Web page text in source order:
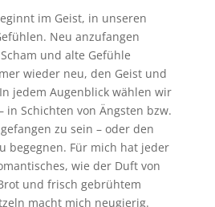
im Geist, in unseren
Neu anzufangen
und alte Gefühle
wieder neu, den Geist und
jedem Augenblick wählen wir
in Schichten von Ängsten bzw.
zu sein – oder den
begegnen. Für mich hat jeder
wie der Duft von
und frisch gebrühtem
macht mich neugierig.